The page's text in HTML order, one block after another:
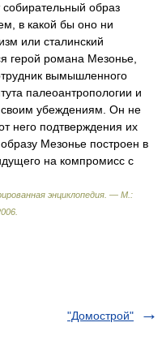
образ
в какой бы оно ни
или сталинский
герой романа Мезонье,
вымышленного
палеоантропологии и
своим убеждениям. Он не
него подтверждения их
Мезонье построен в
на компромисс с
энциклопедия. — М.:
"Домострой"